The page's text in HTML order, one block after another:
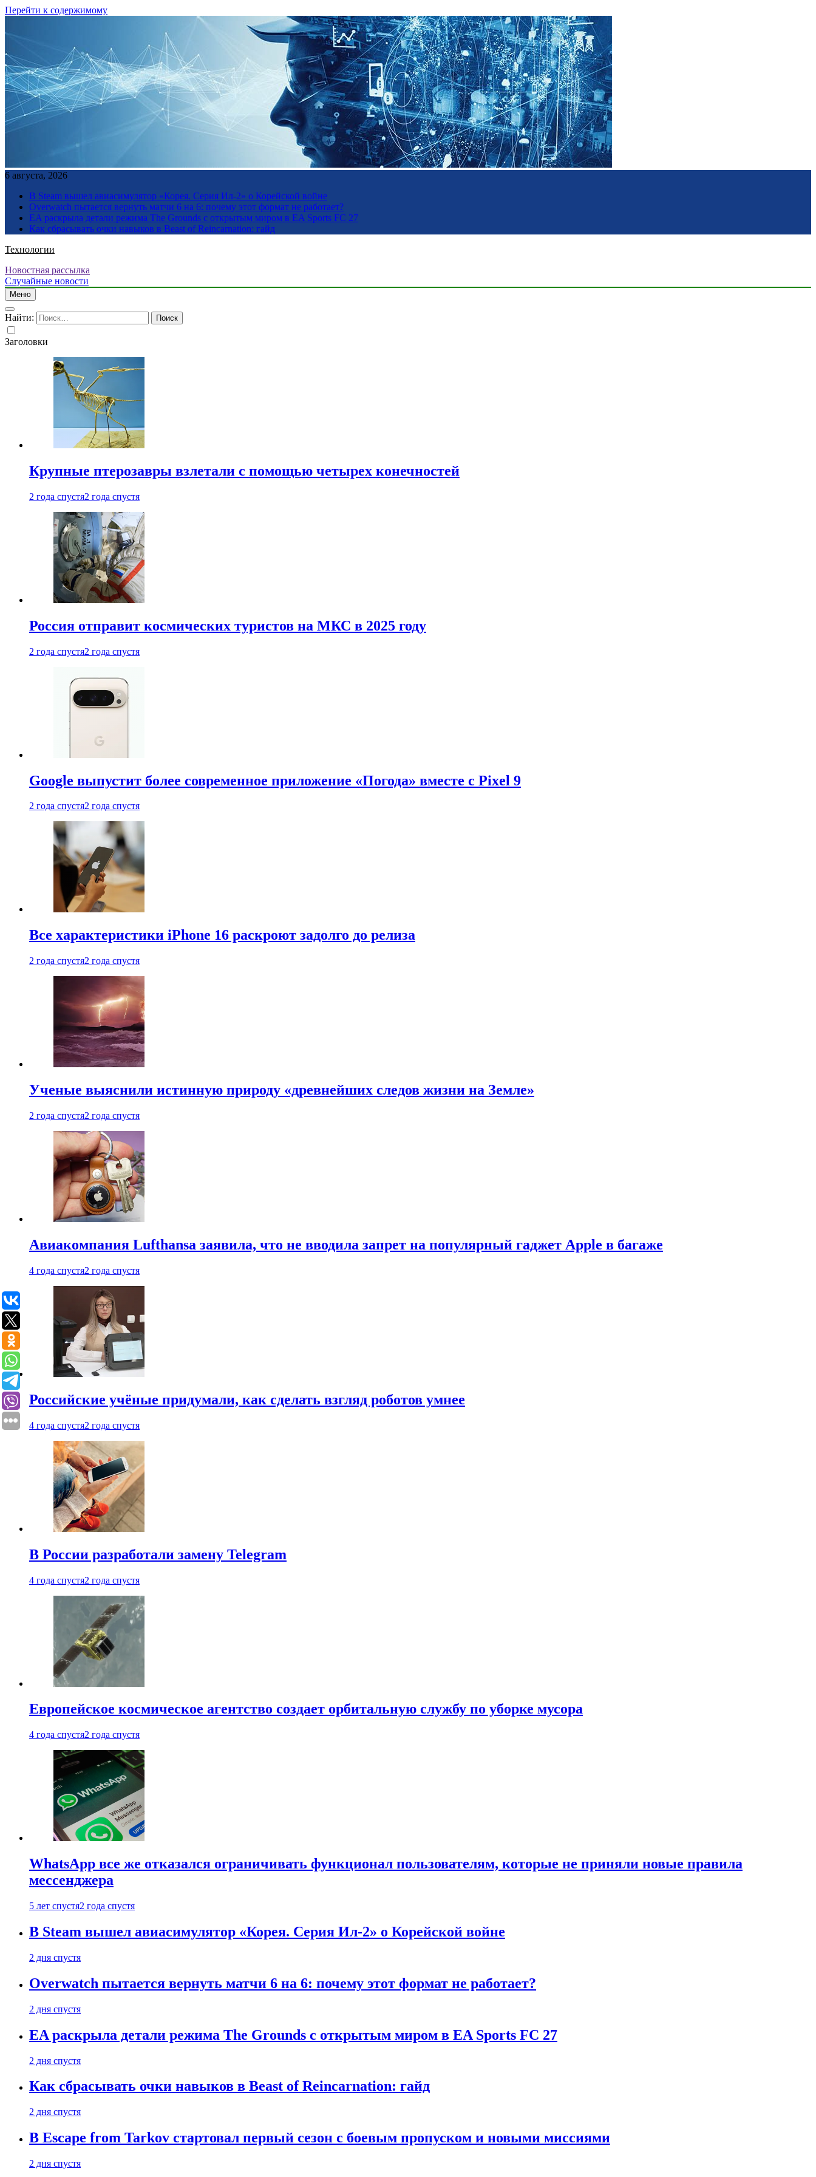
Перейти к содержимому
6 августа, 2026
В Steam вышел авиасимулятор «Корея. Серия Ил-2» о Корейской войне
Overwatch пытается вернуть матчи 6 на 6: почему этот формат не работает?
EA раскрыла детали режима The Grounds с открытым миром в EA Sports FC 27
Как сбрасывать очки навыков в Beast of Reincarnation: гайд
Технологии
Новостная рассылка
Случайные новости
Меню
Найти:
Заголовки
Крупные птерозавры взлетали с помощью четырех конечностей
2 года спустя2 года спустя
Россия отправит космических туристов на МКС в 2025 году
2 года спустя2 года спустя
Google выпустит более современное приложение «Погода» вместе с Pixel 9
2 года спустя2 года спустя
Все характеристики iPhone 16 раскроют задолго до релиза
2 года спустя2 года спустя
Ученые выяснили истинную природу «древнейших следов жизни на Земле»
2 года спустя2 года спустя
Авиакомпания Lufthansa заявила, что не вводила запрет на популярный гаджет Apple в багаже
4 года спустя2 года спустя
Российские учёные придумали, как сделать взгляд роботов умнее
4 года спустя2 года спустя
В России разработали замену Telegram
4 года спустя2 года спустя
Европейское космическое агентство создает орбитальную службу по уборке мусора
4 года спустя2 года спустя
WhatsApp все же отказался ограничивать функционал пользователям, которые не приняли новые правила
мессенджера
5 лет спустя2 года спустя
В Steam вышел авиасимулятор «Корея. Серия Ил-2» о Корейской войне
2 дня спустя
Overwatch пытается вернуть матчи 6 на 6: почему этот формат не работает?
2 дня спустя
EA раскрыла детали режима The Grounds с открытым миром в EA Sports FC 27
2 дня спустя
Как сбрасывать очки навыков в Beast of Reincarnation: гайд
2 дня спустя
В Escape from Tarkov стартовал первый сезон с боевым пропуском и новыми миссиями
2 дня спустя